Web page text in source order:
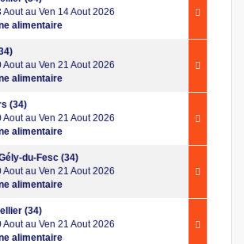
Aout au Ven 14 Aout 2026
alimentaire
Aout au Ven 21 Aout 2026
alimentaire
(34)
Aout au Ven 21 Aout 2026
alimentaire
du-Fesc (34)
Aout au Ven 21 Aout 2026
alimentaire
(34)
Aout au Ven 21 Aout 2026
alimentaire